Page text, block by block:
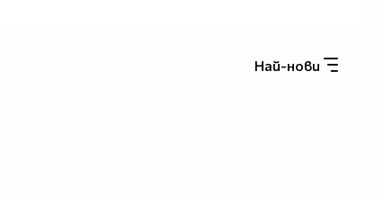
Най-нови